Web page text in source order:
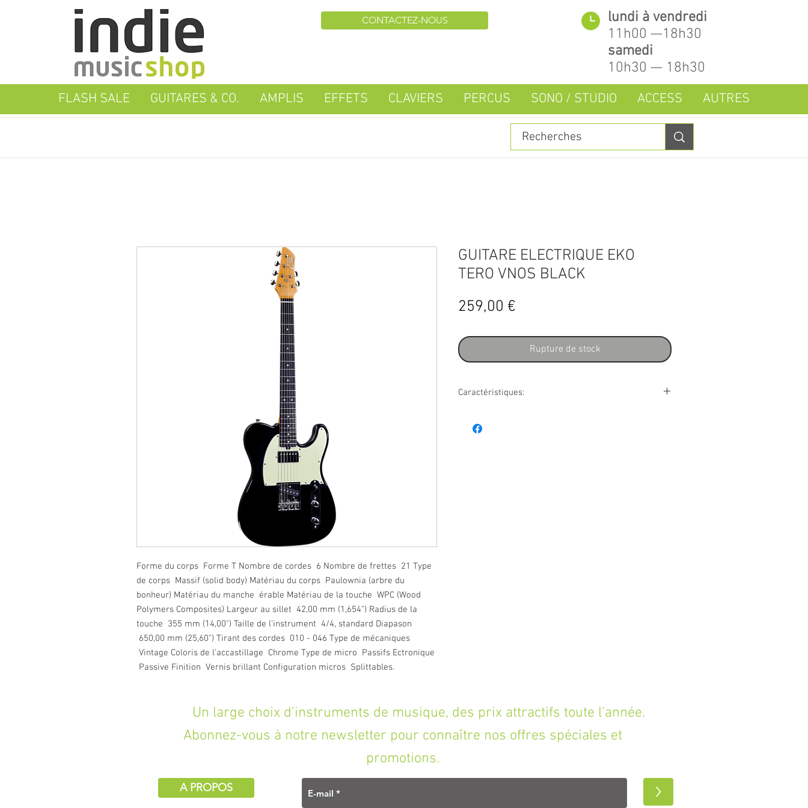
CONTACTEZ-NOUS
lundi à vendredi
11h00 —18h30
samedi
10h30 — 18h30
FLASH SALE GUITARES & CO. AMPLIS EFFETS CLAVIERS PERCUS SONO / STUDIO ACCESS AUTRES
Forme du corps Forme T Nombre de cordes 6 Nombre de frettes 21 Type
de corps Massif (solid body) Matériau du corps Paulownia (arbre du
bonheur) Matériau du manche érable Matériau de la touche WPC (Wood
Polymers Composites) Largeur au sillet 42,00 mm (1,654") Radius de la
touche 355 mm (14,00") Taille de l'instrument 4/4, standard Diapason
650,00 mm (25,60") Tirant des cordes 010 - 046 Type de mécaniques
Vintage Coloris de l'accastillage Chrome Type de micro Passifs Ectronique
Passive Finition Vernis brillant Configuration micros Splittables.
GUITARE ELECTRIQUE EKO
TERO VNOS BLACK
259,00 €
Rupture de stock
Caractéristiques:
Coloris : Noir Finition : Brillante Forme : Tero Diapason : 650
Un large choix d'instruments de musique, des prix attractifs toute l'année.
Abonnez-vous à notre newsletter pour connaître nos offres spéciales et
promotions.
A PROPOS >